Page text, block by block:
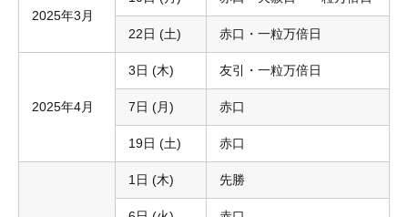
2025年3月
22日 (土) 赤口・一粒万倍日
2025年4月
3日 (木) 友引・一粒万倍日
7日 (月) 赤口
19日 (土) 赤口
1日 (木) 先勝